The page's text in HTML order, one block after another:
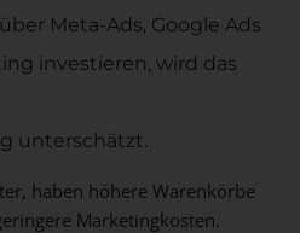
Meta-Ads, Google Ads
investieren, wird das
unterschätzt.
haben höhere Warenkörbe
Marketingkosten.